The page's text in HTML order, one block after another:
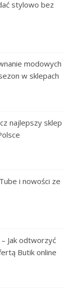
stylowo bez
modowych
w sklepach
najlepszy sklep
i nowości ze
Jak odtworzyć
Butik online